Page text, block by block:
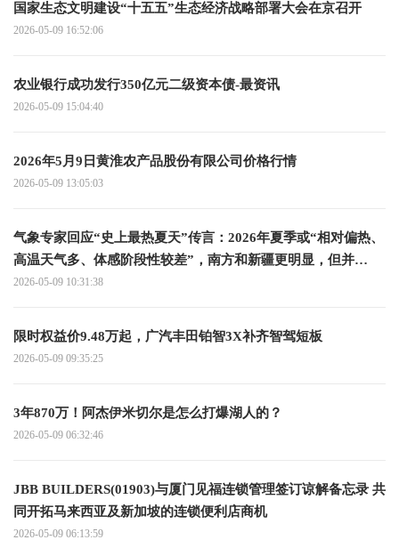
国家生态文明建设“十五五”生态经济战略部署大会在京召开
2026-05-09 16:52:06
农业银行成功发行350亿元二级资本债-最资讯
2026-05-09 15:04:40
2026年5月9日黄淮农产品股份有限公司价格行情
2026-05-09 13:05:03
气象专家回应“史上最热夏天”传言：2026年夏季或“相对偏热、
高温天气多、体感阶段性较差”，南方和新疆更明显，但并
非“灾难级夏天”
2026-05-09 10:31:38
限时权益价9.48万起，广汽丰田铂智3X补齐智驾短板
2026-05-09 09:35:25
3年870万！阿杰伊米切尔是怎么打爆湖人的？
2026-05-09 06:32:46
JBB BUILDERS(01903)与厦门见福连锁管理签订谅解备忘录 共
同开拓马来西亚及新加坡的连锁便利店商机
2026-05-09 06:13:59